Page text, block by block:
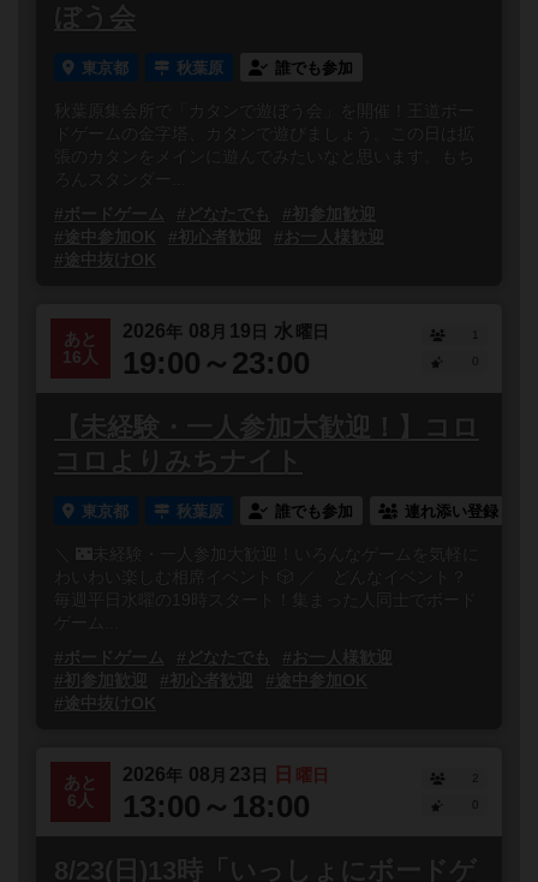
ぼう会
東京都 秋葉原 誰でも参加
秋葉原集会所で「カタンで遊ぼう会」を開催！王道ボー
ドゲームの金字塔、カタンで遊びましょう。この日は拡
#ボードゲーム
#どなたでも
#初参加歓迎
#途中参加OK
#初心者歓迎
#お一人様歓迎
#途中抜けOK
あと
16人
2026年 08 月 19 日 水 曜日
19:00～23:00
1
【未経験・一人参加大歓迎！】コロ
コロよりみちナイト
東京都 秋葉原 誰でも参加 連れ添い登録
＼ 🌃未経験・一人参加大歓迎！いろんなゲームを気軽に
わいわい楽しむ相席イベント 🎲 ／ どんなイベント？
毎週平日水曜の19時スタート！集まった人同士でボード
#ボードゲーム
#どなたでも
#お一人様歓迎
#初参加歓迎
#初心者歓迎
#途中参加OK
#途中抜けOK
あと
6人
2026年 08 月 23 日 日 曜日
13:00～18:00
2
8/23(日)13時「いっしょにボードゲ